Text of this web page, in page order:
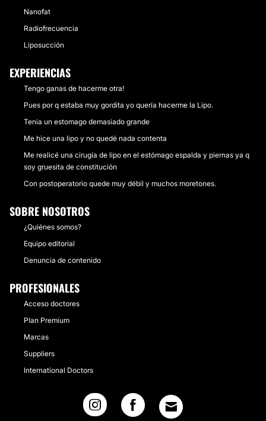
Nanofat
Radiofrecuencia
Liposucción
EXPERIENCIAS
Tengo ganas de hacerme otra!
Pues por q estaba muy gordita yo quería hacerme la Lipo.
Tenia un estomago demasiado grande
Me hice una lipo y no quedé nada contenta
Me realicé una cirugía de lipo en el estómago espalda y piernas ya q
soy gruesita de constitución
Con postoperatorio quede muy débil y muchos moretones.
SOBRE NOSOTROS
¿Quiénes somos?
Equipo editorial
Denuncia de contenido
PROFESIONALES
Acceso doctores
Plan Premium
Marcas
Suppliers
International Doctors